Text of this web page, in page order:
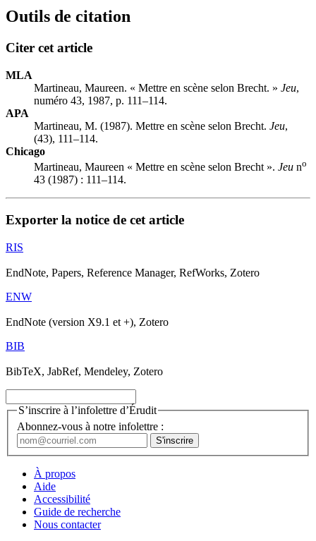
Outils de citation
Citer cet article
MLA
Martineau, Maureen. « Mettre en scène selon Brecht. » Jeu,
numéro 43, 1987, p. 111–114.
APA
Martineau, M. (1987). Mettre en scène selon Brecht. Jeu,
(43), 111–114.
Chicago
Martineau, Maureen « Mettre en scène selon Brecht ». Jeu no
43 (1987) : 111–114.
Exporter la notice de cet article
RIS
EndNote, Papers, Reference Manager, RefWorks, Zotero
ENW
EndNote (version X9.1 et +), Zotero
BIB
BibTeX, JabRef, Mendeley, Zotero
S’inscrire à l’infolettre d’Érudit
Abonnez-vous à notre infolettre :
À propos
Aide
Accessibilité
Guide de recherche
Nous contacter